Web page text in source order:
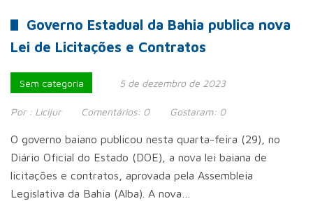
Governo Estadual da Bahia publica nova
Lei de Licitações e Contratos
Sem categoria 5 de dezembro de 2023
Por : Licijur Comentários: 0 Gostaram: 0
O governo baiano publicou nesta quarta-feira (29), no
Diário Oficial do Estado (DOE), a nova lei baiana de
licitações e contratos, aprovada pela Assembleia
Legislativa da Bahia (Alba). A nova…